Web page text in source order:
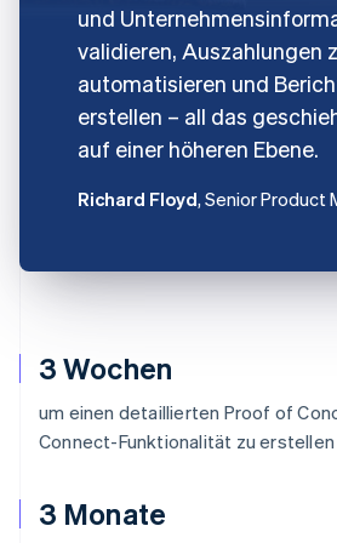
3 Wochen
um einen detaillierten Proof of
Connect-Funktionalität zu erstellen
3 Monate
und
validieren, Auszahlungen
automatisieren und
erstellen – all das
auf einer höheren Ebene.
Richard Floyd, Senior Product